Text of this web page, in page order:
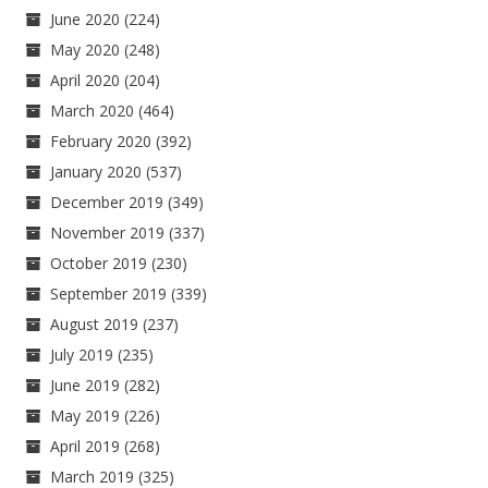
June 2020 (224)
May 2020 (248)
April 2020 (204)
March 2020 (464)
February 2020 (392)
January 2020 (537)
December 2019 (349)
November 2019 (337)
October 2019 (230)
September 2019 (339)
August 2019 (237)
July 2019 (235)
June 2019 (282)
May 2019 (226)
April 2019 (268)
March 2019 (325)